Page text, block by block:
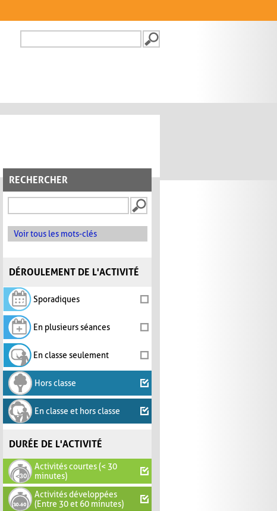
FORMULAIRE DE
RECHERCHER
Voir tous les mots-clés
DÉROULEMENT DE L'ACTIVITÉ
Sporadiques
En plusieurs séances
En classe seulement
Hors classe
En classe et hors classe
DURÉE DE L'ACTIVITÉ
Activités courtes (< 30
minutes)
Activités développées
(Entre 30 et 60 minutes)